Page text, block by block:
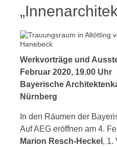
Werkvorträge und
Februar 2020, 19.00 Uhr
Bayerische
Nürnberg
In den Räumen der
Auf AEG eröffnen am 4.
Marion Resch-Heckel , 1.